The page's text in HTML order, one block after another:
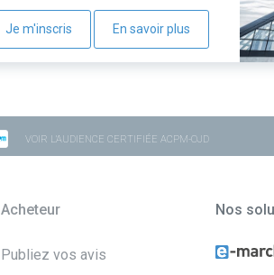
Je m'inscris En savoir plus
VOIR L'AUDIENCE CERTIFIÉE ACPM-OJD
Acheteur
Publiez vos avis
Nos